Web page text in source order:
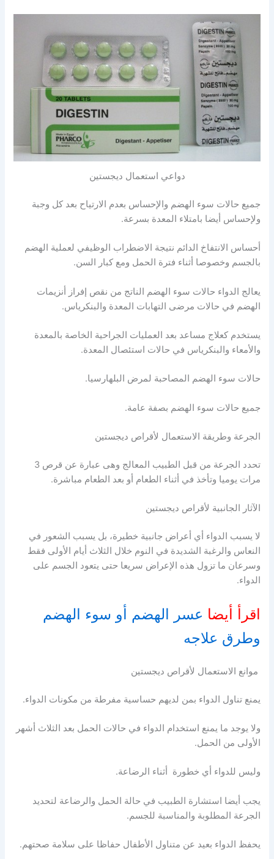
دواعي استعمال ديجستين
جميع حالات سوء الهضم والإحساس بعدم الارتياح بعد كل وجبة
ولإحساس أيضا بامتلاء المعدة بسرعة.
أحساس الانتفاخ الدائم نتيجة الاضطراب الوظيفي لعملية الهضم
بالجسم وخصوصا أثناء فترة الحمل ومع كبار السن.
يعالج الدواء حالات سوء الهضم الناتج من نقص إفراز أنزيمات
الهضم في حالات مرضى التهابات المعدة والبنكرياس.
يستخدم كعلاج مساعد بعد العمليات الجراحية الخاصة بالمعدة
والأمعاء والبنكرياس في حالات استئصال المعدة.
حالات سوء الهضم المصاحبة لمرض البلهارسيا.
جميع حالات سوء الهضم بصفة عامة.
الجرعة وطريقة الاستعمال لأقراص ديجستين
تحدد الجرعة من قبل الطبيب المعالج وهى عبارة عن قرص 3
مرات يوميا وتأخذ في أثناء الطعام أو بعد الطعام مباشرة.
الآثار الجانبية لأقراص ديجستين
لا يسبب الدواء أي أعراض جانبية خطيرة، بل يسبب الشعور في
النعاس والرغبة الشديدة في النوم خلال الثلاث أيام الأولى فقط
وسرعان ما تزول هذه الإعراض سريعا حتى يتعود الجسم على
الدواء.
اقرأ أيضا عسر الهضم أو سوء الهضم
وطرق علاجه
موانع الاستعمال لأقراص ديجستين
يمنع تناول الدواء بمن لديهم حساسية مفرطة من مكونات الدواء.
ولا يوجد ما يمنع استخدام الدواء في حالات الحمل بعد الثلاث أشهر
الأولى من الحمل.
وليس للدواء أي خطورة أثناء الرضاعة.
يجب أيضا استشارة الطبيب في حالة الحمل والرضاعة لتحديد
الجرعة المطلوبة والمناسبة للجسم.
يحفظ الدواء بعيد عن متناول الأطفال حفاظا على سلامة صحتهم.